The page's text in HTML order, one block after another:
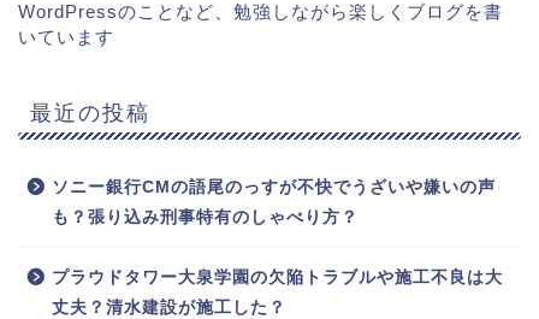
WordPressのことなど、勉強しながら楽しくブログを書
いています
最近の投稿
ソニー銀行CMの語尾のっすが不快でうざいや嫌いの声
も？張り込み刑事特有のしゃべり方？
プラウドタワー大泉学園の欠陥トラブルや施工不良は大
丈夫？清水建設が施工した？